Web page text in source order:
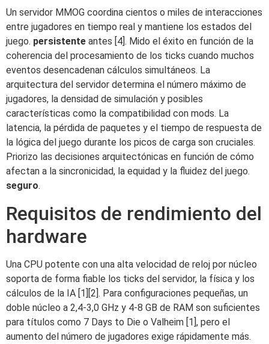
Un servidor MMOG coordina cientos o miles de interacciones
entre jugadores en tiempo real y mantiene los estados del
juego. persistente antes [4]. Mido el éxito en función de la
coherencia del procesamiento de los ticks cuando muchos
eventos desencadenan cálculos simultáneos. La
arquitectura del servidor determina el número máximo de
jugadores, la densidad de simulación y posibles
características como la compatibilidad con mods. La
latencia, la pérdida de paquetes y el tiempo de respuesta de
la lógica del juego durante los picos de carga son cruciales.
Priorizo las decisiones arquitectónicas en función de cómo
afectan a la sincronicidad, la equidad y la fluidez del juego.
seguro.
Requisitos de rendimiento del
hardware
Una CPU potente con una alta velocidad de reloj por núcleo
soporta de forma fiable los ticks del servidor, la física y los
cálculos de la IA [1][2]. Para configuraciones pequeñas, un
doble núcleo a 2,4-3,0 GHz y 4-8 GB de RAM son suficientes
para títulos como 7 Days to Die o Valheim [1], pero el
aumento del número de jugadores exige rápidamente más.